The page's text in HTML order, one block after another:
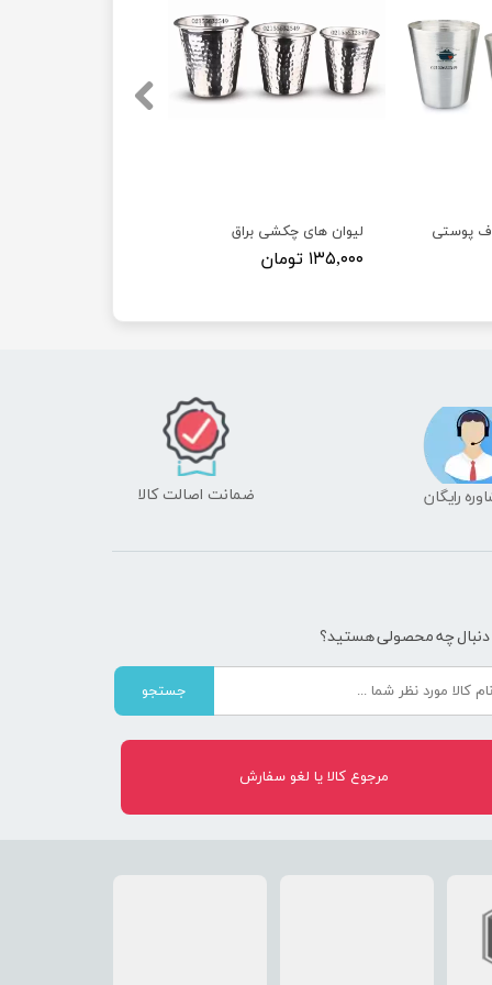
لیوان های چکشی براق
۱۳۵,۰۰۰ تومان
پوستی
رایگان ضمانت اصالت کالا
دنبال چه محصولی هستید؟
جستجو
مرجوع کالا یا لغو سفارش